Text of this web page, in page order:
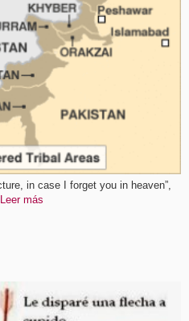
in case I forget you in heaven”,
Leer más